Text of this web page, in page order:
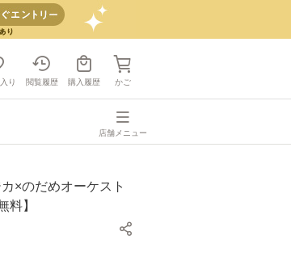
り 閲覧履歴 購入履歴 かご
店舗メニュー
×のだめオーケスト
料】